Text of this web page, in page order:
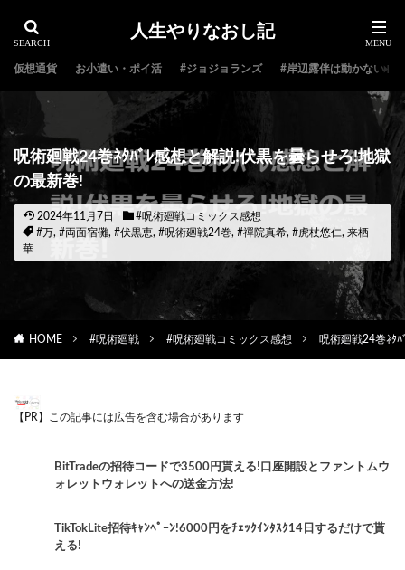
人生やりなおし記
仮想通貨 お小遣い・ポイ活 #ジョジョランズ #岸辺露伴は動かない
呪術廻戦24巻ﾈﾀﾊﾞﾚ感想と解説!伏黒を曇らせろ!地獄
の最新巻!
2024年11月7日
#呪術廻戦コミックス感想
#万, #両面宿儺, #伏黒恵, #呪術廻戦24巻, #禪院真希, #虎杖悠仁, 来栖
華
HOME #呪術廻戦 #呪術廻戦コミックス感想 呪術廻戦24巻ﾈﾀ
【PR】この記事には広告を含む場合があります
BitTradeの招待コードで3500円貰える!口座開設とファントムウ
ォレットウォレットへの送金方法!
TikTokLite招待ｷｬﾝﾍﾟｰﾝ!6000円をﾁｪｯｸｲﾝﾀｽｸ14日するだけで貰
える!